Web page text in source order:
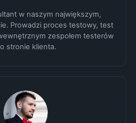
w naszym największym,
Prowadzi proces testowy, test
zespołem testerów
stronie klienta.